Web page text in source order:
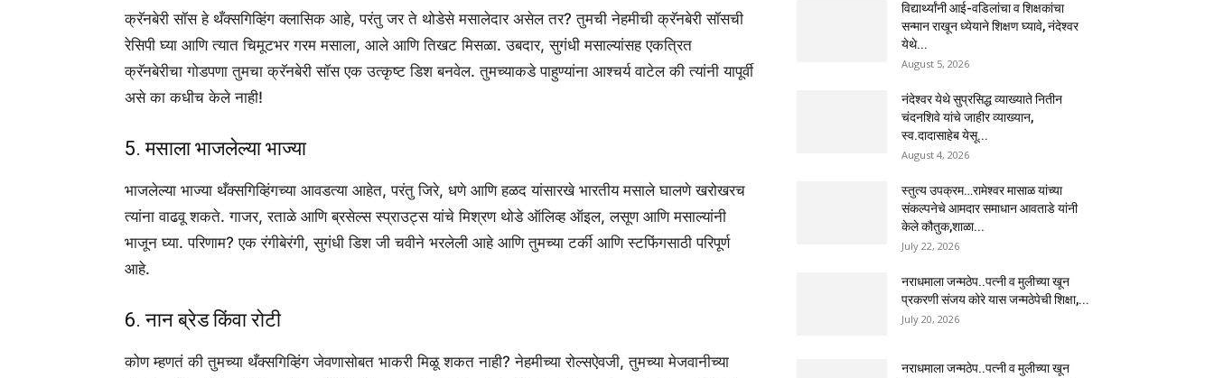
क्रॅनबेरी सॉस हे थँक्सगिव्हिंग क्लासिक आहे, परंतु जर ते थोडेसे मसालेदार असेल तर? तुमची नेहमीची क्रॅनबेरी सॉसची
रेसिपी घ्या आणि त्यात चिमूटभर गरम मसाला, आले आणि तिखट मिसळा. उबदार, सुगंधी मसाल्यांसह एकत्रित
क्रॅनबेरीचा गोडपणा तुमचा क्रॅनबेरी सॉस एक उत्कृष्ट डिश बनवेल. तुमच्याकडे पाहुण्यांना आश्चर्य वाटेल की त्यांनी यापूर्वी
असे का कधीच केले नाही!
5. मसाला भाजलेल्या भाज्या
भाजलेल्या भाज्या थँक्सगिव्हिंगच्या आवडत्या आहेत, परंतु जिरे, धणे आणि हळद यांसारखे भारतीय मसाले घालणे खरोखरच
त्यांना वाढवू शकते. गाजर, रताळे आणि ब्रसेल्स स्प्राउट्स यांचे मिश्रण थोडे ऑलिव्ह ऑइल, लसूण आणि मसाल्यांनी
भाजून घ्या. परिणाम? एक रंगीबेरंगी, सुगंधी डिश जी चवीने भरलेली आहे आणि तुमच्या टर्की आणि स्टफिंगसाठी परिपूर्ण
आहे.
6. नान ब्रेड किंवा रोटी
कोण म्हणतं की तुमच्या थँक्सगिव्हिंग जेवणासोबत भाकरी मिळू शकत नाही? नेहमीच्या रोल्सऐवजी, तुमच्या मेजवानीच्या
विद्यार्थ्यांनी आई-वडिलांचा व शिक्षकांचा
सन्मान राखून ध्येयाने शिक्षण घ्यावे, नंदेश्वर
येथे...
August 5, 2026
नंदेश्वर येथे सुप्रसिद्ध व्याख्याते नितीन
चंदनशिवे यांचे जाहीर व्याख्यान,
स्व.दादासाहेब येसू...
August 4, 2026
स्तुत्य उपक्रम…रामेश्वर मासाळ यांच्या
संकल्पनेचे आमदार समाधान आवताडे यांनी
केले कौतुक,शाळा...
July 22, 2026
नराधमाला जन्मठेप..पत्नी व मुलीच्या खून
प्रकरणी संजय कोरे यास जन्मठेपेची शिक्षा,...
July 20, 2026
नराधमाला जन्मठेप..पत्नी व मुलीच्या खून